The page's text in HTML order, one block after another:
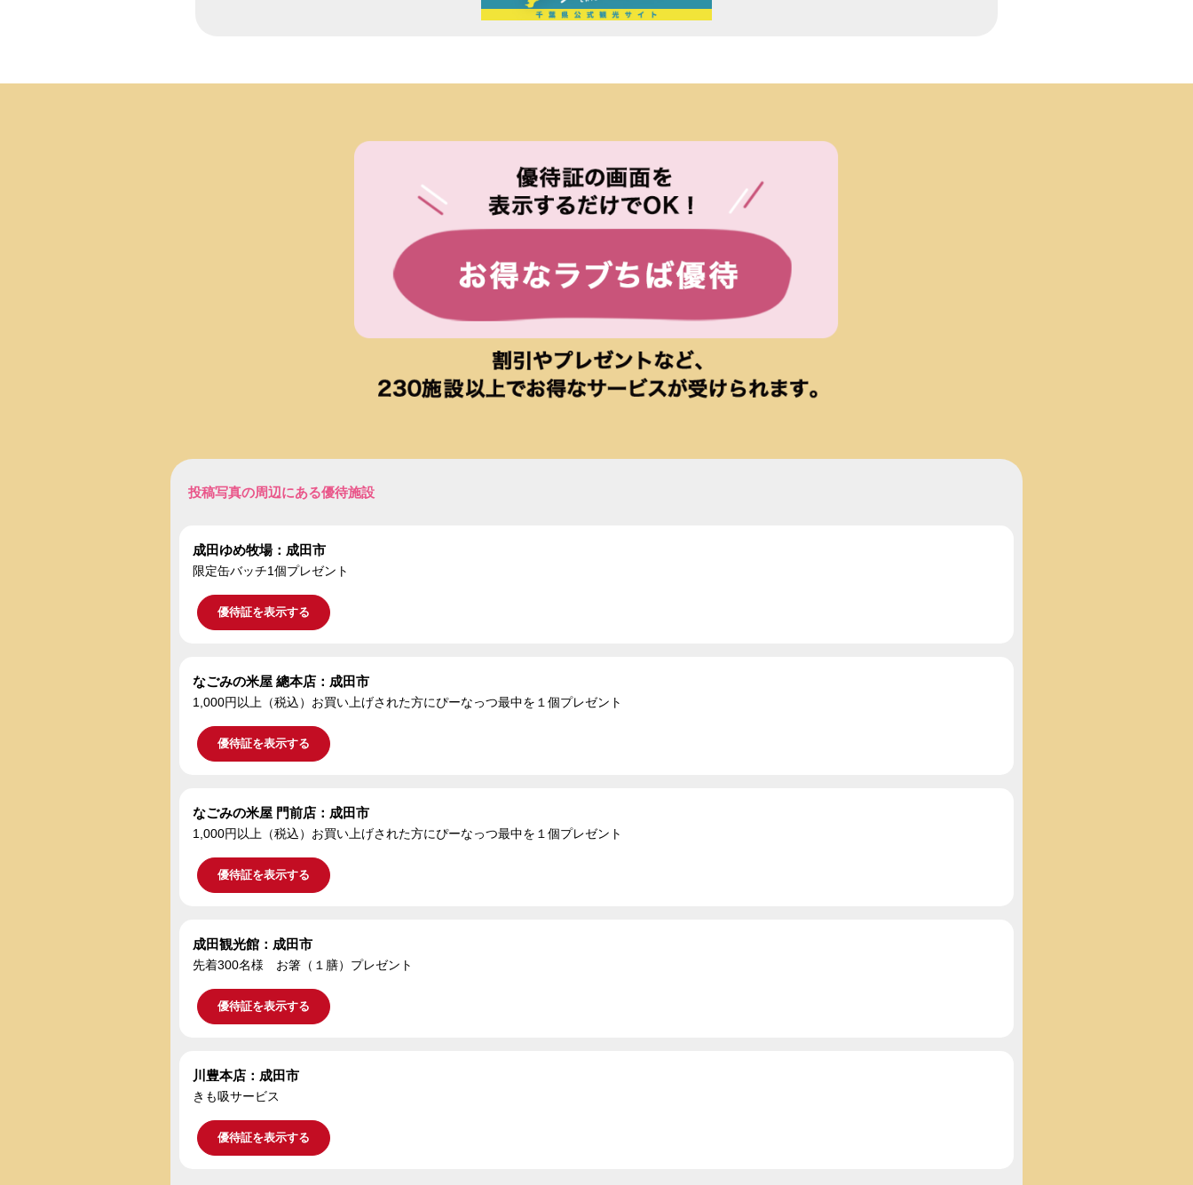
投稿写真の周辺にある優待施設
成田ゆめ牧場：成田市
限定缶バッチ1個プレゼント
優待証を表示する
なごみの米屋 總本店：成田市
1,000円以上（税込）お買い上げされた方にぴーなっつ最中を１個プレゼント
優待証を表示する
なごみの米屋 門前店：成田市
1,000円以上（税込）お買い上げされた方にぴーなっつ最中を１個プレゼント
優待証を表示する
成田観光館：成田市
先着300名様 お箸（１膳）プレゼント
優待証を表示する
川豊本店：成田市
きも吸サービス
優待証を表示する